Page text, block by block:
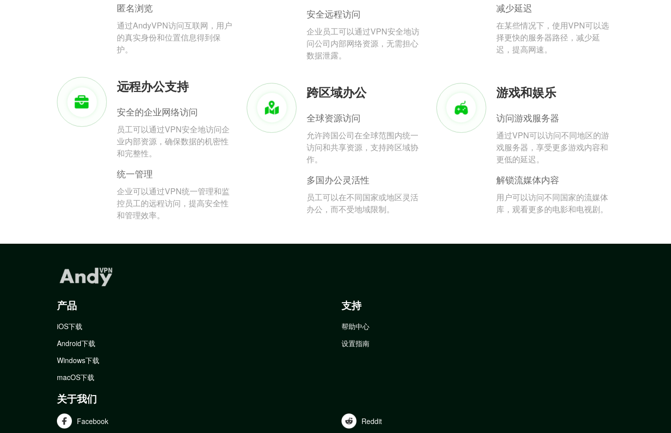
匿名浏览
通过AndyVPN访问互联网，用户
的真实身份和位置信息得到保
护。
安全远程访问
企业员工可以通过VPN安全地访
问公司内部网络资源，无需担心
数据泄露。
减少延迟
在某些情况下，使用VPN可以选
择更快的服务器路径，减少延
迟，提高网速。
远程办公支持
安全的企业网络访问
员工可以通过VPN安全地访问企
业内部资源，确保数据的机密性
和完整性。
统一管理
企业可以通过VPN统一管理和监
控员工的远程访问，提高安全性
和管理效率。
跨区域办公
全球资源访问
允许跨国公司在全球范围内统一
访问和共享资源，支持跨区域协
作。
多国办公灵活性
员工可以在不同国家或地区灵活
办公，而不受地域限制。
游戏和娱乐
访问游戏服务器
通过VPN可以访问不同地区的游
戏服务器，享受更多游戏内容和
更低的延迟。
解锁流媒体内容
用户可以访问不同国家的流媒体
库，观看更多的电影和电视剧。
产品
iOS下载
Android下载
Windows下载
macOS下载
支持
帮助中心
设置指南
关于我们
Facebook Reddit